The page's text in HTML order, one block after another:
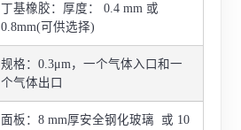
丁基橡胶：厚度： 0.4 mm 或
0.8mm(可供选择)
规格：0.3μm，一个气体入口和一
个气体出口
面板：8 mm厚安全钢化玻璃 或 10